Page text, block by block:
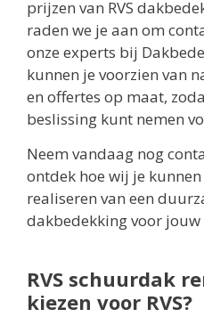
prijzen van RVS
raden we je aan om
onze experts bij
kunnen je voorzien van
en offertes op maat,
beslissing kunt nemen
Neem vandaag nog
ontdek hoe wij je
realiseren van een
dakbedekking voor jouw
RVS schuurdak
kiezen voor RVS?